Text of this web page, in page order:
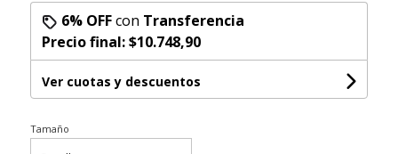
6% OFFcon Transferencia
Precio final:$10.748,90
Ver cuotas y descuentos
Tamaño